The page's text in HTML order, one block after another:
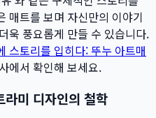
매트를 보며 자신만의 이야기
욱 풍요롭게 만들 수 있습니다.
스토리를 입히다: 뚜누 아트매
에서 확인해 보세요.
미 디자인의 철학